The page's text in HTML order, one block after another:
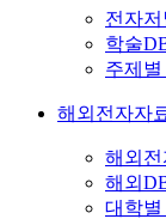
전자
학술
주제별
해외전자자
해외전
해외
대학